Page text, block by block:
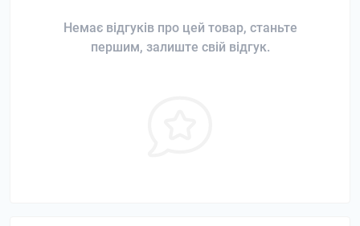
Немає відгуків про цей товар, станьте
першим, залиште свій відгук.